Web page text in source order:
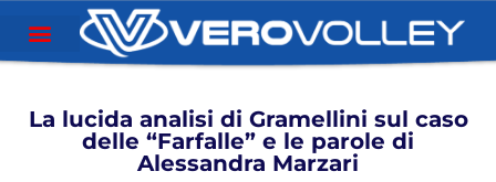
La lucida analisi di Gramellini sul caso
delle “Farfalle” e le parole di
Alessandra Marzari